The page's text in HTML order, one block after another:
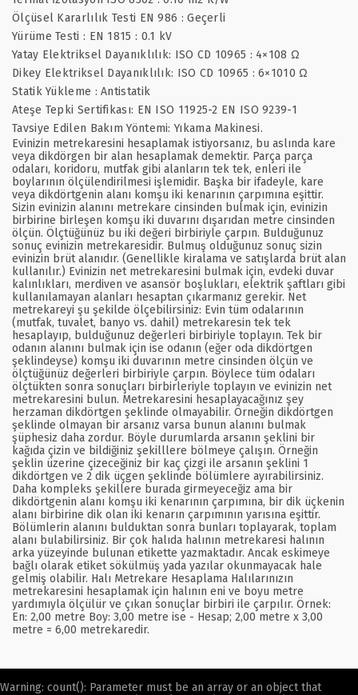
Ölçüsel Kararlılık Testi EN 986 : Geçerli
Yürüme Testi : EN 1815 : 0.1 kV
Yatay Elektriksel Dayanıklılık: ISO CD 10965 : 4×108 Ω
Dikey Elektriksel Dayanıklılık: ISO CD 10965 : 6×1010 Ω
Statik Yükleme : Antistatik
Ateşe Tepki Sertifikası: EN ISO 11925-2 EN ISO 9239-1
Tavsiye Edilen Bakım Yöntemi: Yıkama Makinesi.
Evinizin metrekaresini hesaplamak istiyorsanız, bu aslında kare
veya dikdörgen bir alan hesaplamak demektir. Parça parça
odaları, koridoru, mutfak gibi alanların tek tek, enleri ile
boylarının ölçülendirilmesi işlemidir. Başka bir ifadeyle, kare
veya dikdörtgenin alanı komşu iki kenarının çarpımına eşittir.
Sizin evinizin alanını metrekare cinsinden bulmak için, evinizin
birbirine birleşen komşu iki duvarını dışarıdan metre cinsinden
ölçün. Ölçtüğünüz bu iki değeri birbiriyle çarpın. Bulduğunuz
sonuç evinizin metrekaresidir. Bulmuş olduğunuz sonuç sizin
evinizin brüt alanıdır. (Genellikle kiralama ve satışlarda brüt alan
kullanılır.) Evinizin net metrekaresini bulmak için, evdeki duvar
kalınlıkları, merdiven ve asansör boşlukları, elektrik şaftları gibi
kullanılamayan alanları hesaptan çıkarmanız gerekir. Net
metrekareyi şu şekilde ölçebilirsiniz: Evin tüm odalarının
(mutfak, tuvalet, banyo vs. dahil) metrekaresin tek tek
hesaplayıp, bulduğunuz değerleri birbiriyle toplayın. Tek bir
odanın alanını bulmak için ise odanın (eğer oda dikdörtgen
şeklindeyse) komşu iki duvarının metre cinsinden ölçün ve
ölçtüğünüz değerleri birbiriyle çarpın. Böylece tüm odaları
ölçtükten sonra sonuçları birbirleriyle toplayın ve evinizin net
metrekaresini bulun. Metrekaresini hesaplayacağınız şey
herzaman dikdörtgen şeklinde olmayabilir. Örneğin dikdörtgen
şeklinde olmayan bir arsanız varsa bunun alanını bulmak
şüphesiz daha zordur. Böyle durumlarda arsanın şeklini bir
kağıda çizin ve bildiğiniz şekilllere bölmeye çalışın. Örneğin
şeklin üzerine çizeceğiniz bir kaç çizgi ile arsanın şeklini 1
dikdörtgen ve 2 dik üçgen şeklinde bölümlere ayırabilirsiniz.
Daha kompleks şekillere burada girmeyeceğiz ama bir
dikdörtgenin alanı komşu iki kenarının çarpımına, bir dik üçkenin
alanı birbirine dik olan iki kenarın çarpımının yarısına eşittir.
Bölümlerin alanını bulduktan sonra bunları toplayarak, toplam
alanı bulabilirsiniz. Bir çok halıda halının metrekaresi halının
arka yüzeyinde bulunan etikette yazmaktadır. Ancak eskimeye
bağlı olarak etiket sökülmüş yada yazılar okunmayacak hale
gelmiş olabilir. Halı Metrekare Hesaplama Halılarınızın
metrekaresini hesaplamak için halının eni ve boyu metre
yardımıyla ölçülür ve çıkan sonuçlar birbiri ile çarpılır. Örnek:
En: 2,00 metre Boy: 3,00 metre ise - Hesap; 2,00 metre x 3,00
metre = 6,00 metrekaredir.
Warning: count(): Parameter must be an array or an object that